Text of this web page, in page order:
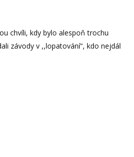
chvíli, kdy bylo alespoň trochu
závody v ,,lopatování“, kdo nejdál